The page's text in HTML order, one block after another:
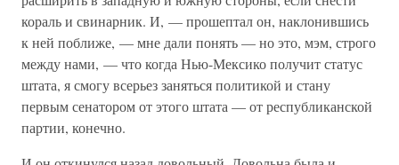
кораль и свинарник. И, — прошептал он, наклонившись
к ней поближе, — мне дали понять — но это, мэм, строго
между нами, — что когда Нью-Мексико получит статус
штата, я смогу всерьез заняться политикой и стану
первым сенатором от этого штата — от республиканской
партии, конечно.